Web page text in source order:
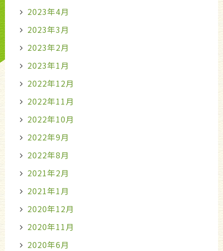
2023年4月
2023年3月
2023年2月
2023年1月
2022年12月
2022年11月
2022年10月
2022年9月
2022年8月
2021年2月
2021年1月
2020年12月
2020年11月
2020年6月